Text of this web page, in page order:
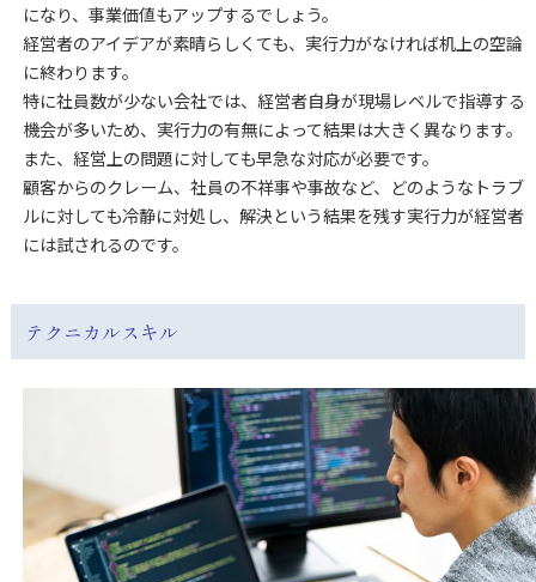
になり、事業価値もアップするでしょう。
経営者のアイデアが素晴らしくても、実行力がなければ机上の空論
に終わります。
特に社員数が少ない会社では、経営者自身が現場レベルで指導する
機会が多いため、実行力の有無によって結果は大きく異なります。
また、経営上の問題に対しても早急な対応が必要です。
顧客からのクレーム、社員の不祥事や事故など、どのようなトラブ
ルに対しても冷静に対処し、解決という結果を残す実行力が経営者
には試されるのです。
テクニカルスキル